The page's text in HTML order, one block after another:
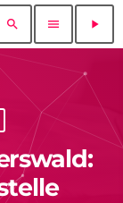
search menu play_arrow